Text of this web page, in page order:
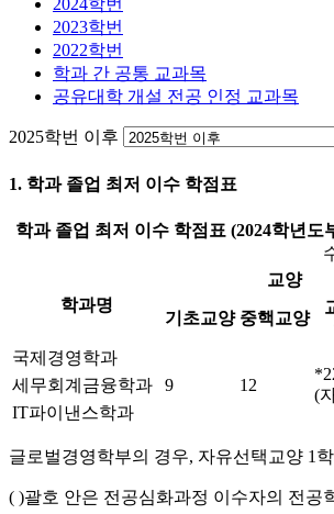
2024학번
2023학번
2022학번
학과 간 공통 교과목
공유대학 개설 전공 인정 교과목
2025학번 이후
1. 학과 졸업 최저 이수 학점표
학과 졸업 최저 이수 학점표 (2024학년도
학과명
교양
기초교양 중핵교양
국제경영학과
9
12
(
세무회계금융학과
IT파이낸스학과
글로벌경영학부의 경우, 자유선택교양 1
( )괄호 안은 전공심화과정 이수자의 전공